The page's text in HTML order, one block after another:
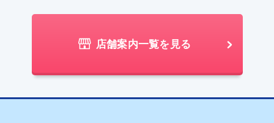
店舗案内一覧を見る